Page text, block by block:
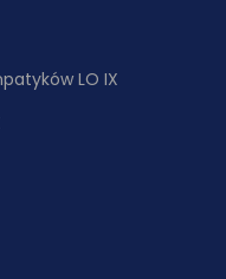
LO IX